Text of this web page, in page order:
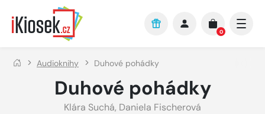
Přejít na hlavní obsah
0
Audioknihy Duhové pohádky
Duhové pohádky
Klára Suchá, Daniela Fischerová